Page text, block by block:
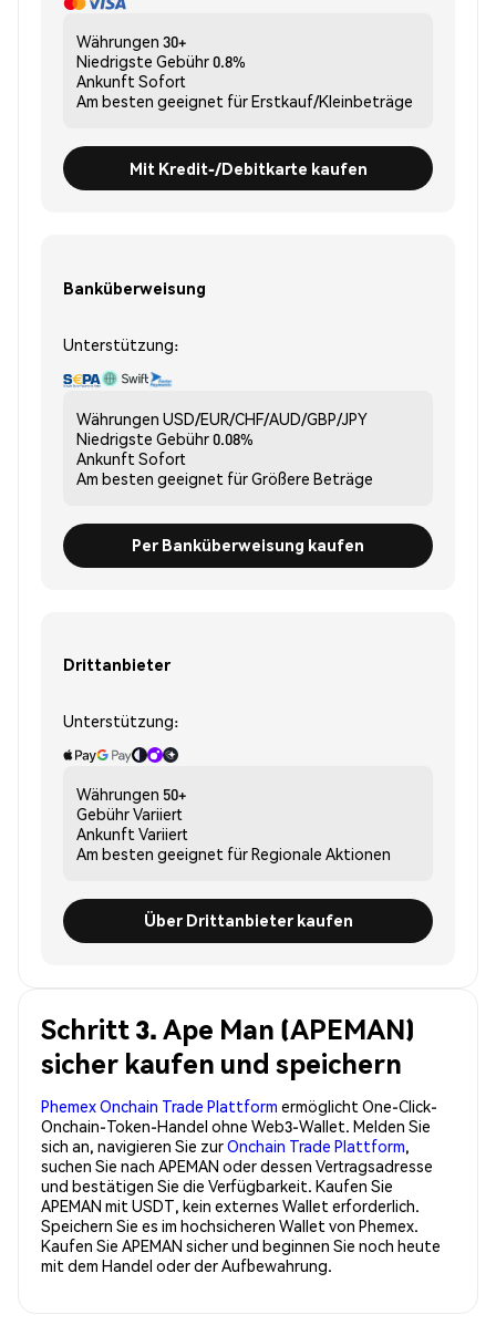
Währungen 30+
Niedrigste Gebühr0.8%
Ankunft Sofort
Am besten geeignet fürErstkauf/Kleinbeträge
Mit Kredit-/Debitkarte kaufen
Banküberweisung
Unterstützung:
Währungen USD/EUR/CHF/AUD/GBP/JPY
Niedrigste Gebühr0.08%
Ankunft Sofort
Am besten geeignet fürGrößere Beträge
Per Banküberweisung kaufen
Drittanbieter
Unterstützung:
Währungen 50+
GebührVariiert
Ankunft Variiert
Am besten geeignet fürRegionale Aktionen
Über Drittanbieter kaufen
Schritt 3. Ape Man (APEMAN)
sicher kaufen und speichern
Phemex Onchain Trade Plattform ermöglicht One-Click-
Onchain-Token-Handel ohne Web3-Wallet. Melden Sie
sich an, navigieren Sie zurOnchain Trade Plattform,
suchen Sie nach APEMAN oder dessen Vertragsadresse
und bestätigen Sie die Verfügbarkeit. Kaufen Sie
APEMAN mit USDT, kein externes Wallet erforderlich.
Speichern Sie es im hochsicheren Wallet von Phemex.
Kaufen Sie APEMAN sicher und beginnen Sie noch heute
mit dem Handel oder der Aufbewahrung.